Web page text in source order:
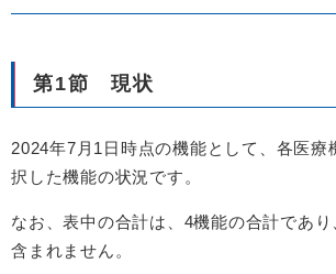
第1節 現状
2024年7月1日時点の機能として、各医療
択した機能の状況です。
なお、表中の合計は、4機能の合計であ
含まれません。